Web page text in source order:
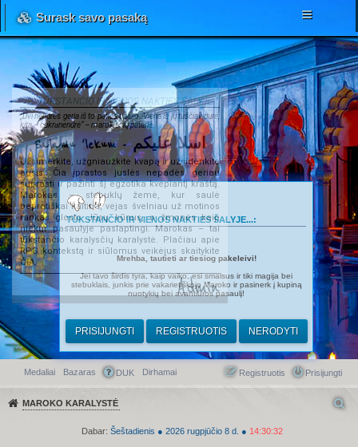
Surask savo pasaką
TŪKSTANČIO IR VIENOS NAKTIES ŠALYJE...
„Dvi nendrės geria iš to paties upelio. Viena iš jų tuščiavidurė,
kita – cukranendrė“ – marokiečių patarlė.
Salamu 'lekum - اسلا عليكم
Užsimerkite, užgniaužkite kvapą ir užsidenkite
ausis. Čia įprastos juslės nepadės geriau
suprasti ir pažinti šį egzotika kvepiantį kraštą.
Marokas – stebuklų žemė, kur saulė
beprotiškai kaitina, vėjas švelniau už motinos
rankas glosto Jūsų kūnus, o žmonės kaip
niekur pasaulyje paslaptingi. Marokas – tai
tūkstančio karalysčių karalystė. Plačiau apie
RPG kontekstą ir siūlomus veikėjus skaitykite
ČIA.
Admin
Greitasis meniu
Medaliai Bazaras DUK Dirhamai Prisijungti
Registruotis
MAROKO KARALYSTĖ
Dabar: Šeštadienis ● 2026 rugpjūčio 8 d. ● 14:30:33
TŪKSTANČIO IR VIENOS NAKTIES ŠALYJE...:
Mrehba, tautieti ar tiesiog pakeleivi!
Jei tavo širdis tyra, kaip vaiko, esi smalsus ir tiki magija bei
stebuklais, junkis prie vakarietiškojo Maroko ir pasinerk į kupiną
nuotykių bei avantiūros pasaulį!
PRISIJUNGTI REGISTRUOTIS NERODYTI